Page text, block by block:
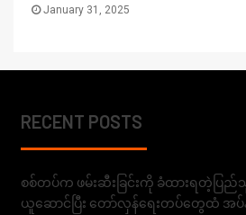
January 31, 2025
RECENT POSTS
စစ်တပ်က ဖမ်းဆီးခြင်းကို ခံထားရတဲ့ပြ
ယူဆောင်ပြီး တော်လှန်ရေးတပ်တွေထံ အပ်နှံ